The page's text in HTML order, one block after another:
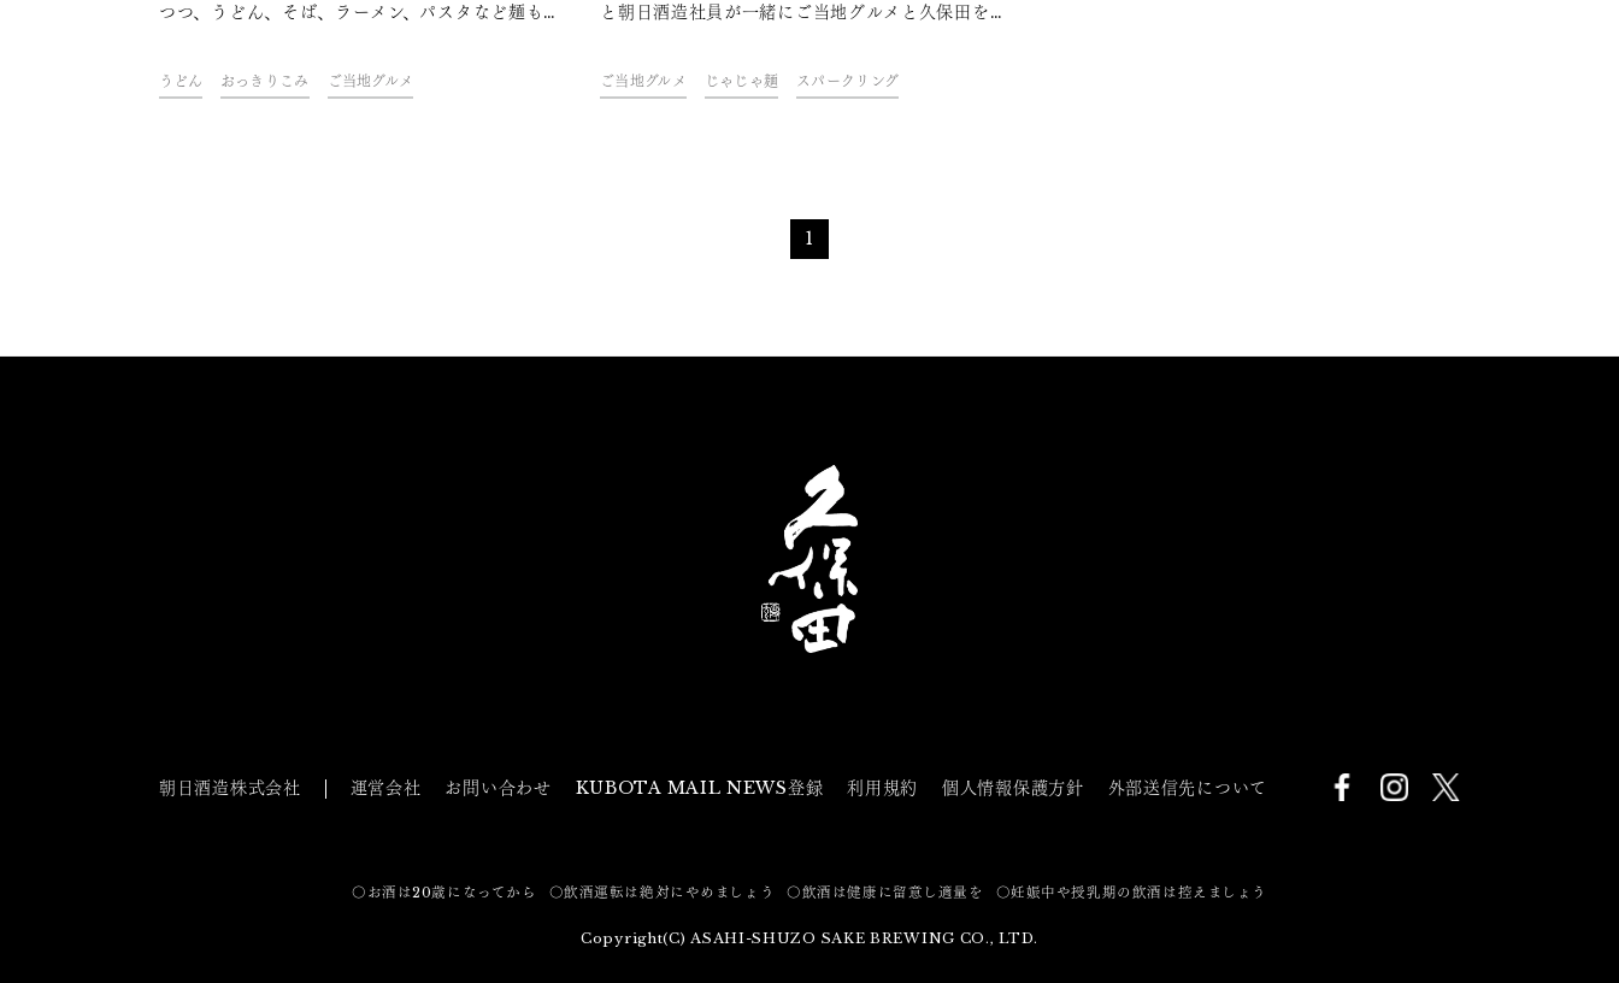
つつ、うどん、そば、ラーメン、パスタなど麺も主
まざまな麺料理があり、ご当地麺として人気を博し
ています。朝日酒造社員が実際に食べて美味しかっ
うどん おっきりこみ ご当地グルメ
と朝日酒造社員が一緒にご当地グルメと久保田を味
楽しむオンラインイベント「久保田ご当地グルメ
部」。今回は、岩手県をテーマに開催しました。フ
ご当地グルメ じゃじゃ麺 スパークリング
1
朝日酒造株式会社 運営会社 お問い合わせ KUBOTA MAIL NEWS登録 利用規約 個人情報保護方針 外部送信先について
〇お酒は20歳になってから 〇飲酒運転は絶対にやめましょう 〇飲酒は健康に留意し適量を 〇妊娠中や授乳期の飲酒は控えましょう
Copyright(C) ASAHI-SHUZO SAKE BREWING CO., LTD.